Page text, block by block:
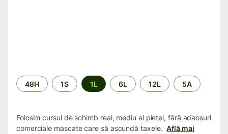
Perioada
48H 1S 1L 6L 12L 5A
Folosim cursul de schimb real, mediu al pieței, fără adaosuri
comerciale mascate care să ascundă taxele. Află mai